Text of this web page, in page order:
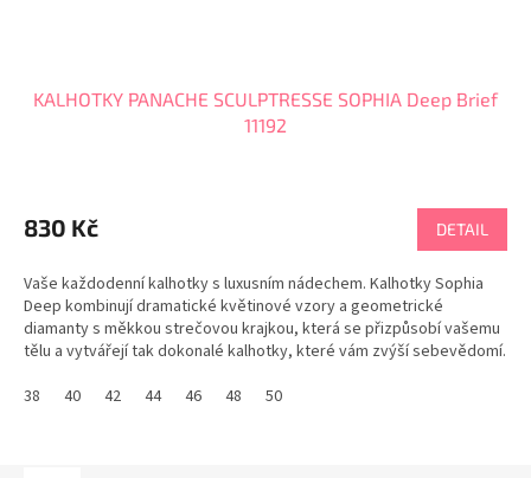
KALHOTKY PANACHE SCULPTRESSE SOPHIA Deep Brief
11192
830 Kč DETAIL
Vaše každodenní kalhotky s luxusním nádechem. Kalhotky Sophia
Deep kombinují dramatické květinové vzory a geometrické
diamanty s měkkou strečovou krajkou, která se přizpůsobí vašemu
tělu a vytvářejí tak dokonalé kalhotky, které vám zvýší sebevědomí.
38
40 42 44 46 48 50